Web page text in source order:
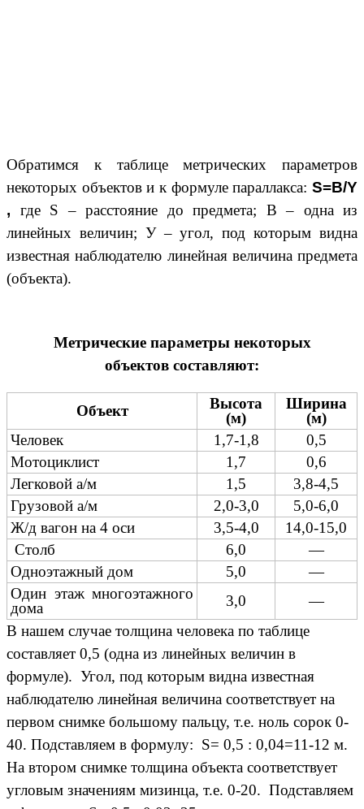
Обратимся к таблице метрических параметров
некоторых объектов и к формуле параллакса: S=B/Y
,
где S – расстояние до предмета; В – одна из
линейных величин; У – угол, под которым видна
известная наблюдателю линейная величина предмета
(объекта).
Метрические параметры некоторых
объектов составляют:
Объект
Высота
(м)
Ширина
(м)
Человек
1,7-1,8
0,5
Мотоциклист
1,7
0,6
Легковой а/м
1,5
3,8-4,5
Грузовой а/м
2,0-3,0
5,0-6,0
Ж/д вагон на 4 оси
3,5-4,0
14,0-15,0
Столб
6,0
—
Одноэтажный дом
5,0
—
Один этаж многоэтажного
дома
3,0
—
В нашем случае толщина человека по таблице
составляет 0,5 (одна из линейных величин в
формуле). Угол, под которым видна известная
наблюдателю линейная величина соответствует на
первом снимке большому пальцу, т.е. ноль сорок 0-
40. Подставляем в формулу: S= 0,5 : 0,04=11-12 м.
На втором снимке толщина объекта соответствует
угловым значениям мизинца, т.е. 0-20. Подставляем